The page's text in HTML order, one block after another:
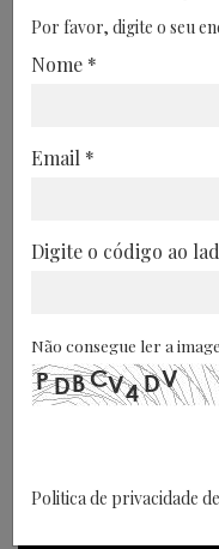
boomers
Por favor, digite o seu
Nome *
Email *
Digite o código ao
Não consegue ler a
Politica de privacidade